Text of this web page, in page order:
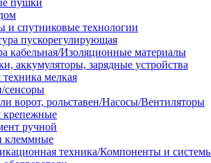
пушки
и спутниковые технологии
пускорегулирующая
кабельная/Изоляционные материалы
аккумуляторы, зарядные устройства
мелкая
сенсоры
ворот, рольставен/Насосы/Вентиляторы
крепежные
ручной
клеммные
техника/Компоненты и